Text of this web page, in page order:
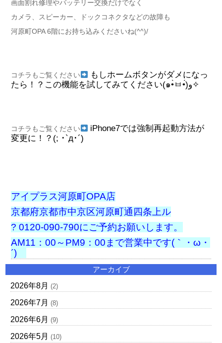
画面割れ修理やバッテリー交換だけでなく
カメラ、スピーカー、ドックコネクタなどの故障も
河原町OPA 6階にお持ち込みくださいね(^^)/
コチラもご覧ください
もしホームボタンがダメになっ
たら！？この機能を試してみてください(๑•̀ㅂ•́)و✧
コチラもご覧ください
iPhone7では強制再起動方法が
変更に！？(; ･`д･´)
アイプラス河原町OPA店
京都府京都市中京区河原町通四条上ル
? 0120-090-790にご予約お願いします。
AM11：00～PM9：00まで営業中です(｀・ω・
´)ゞ
アーカイブ
2026年8月 (2)
2026年7月 (8)
2026年6月 (9)
2026年5月 (10)